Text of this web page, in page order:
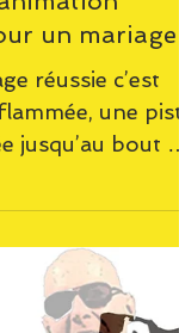
un mariage
réussie c’est
une